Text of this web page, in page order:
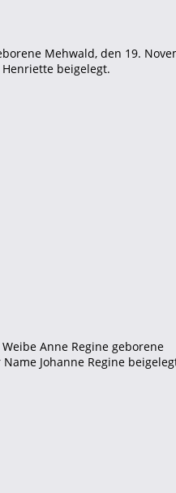
Mehwald, den 19.
beigelegt.
Anne Regine geborene
Johanne Regine